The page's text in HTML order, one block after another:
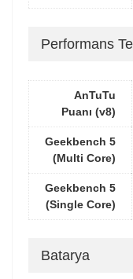
Performans
AnTuTu
Puanı (v8)
Geekbench 5
(Multi Core)
Geekbench 5
(Single Core)
Batarya